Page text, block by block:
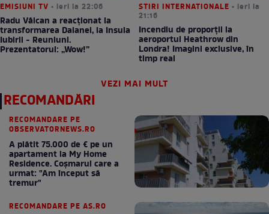
EMISIUNI TV • ieri la 22:06
Radu Vâlcan a reacționat la
transformarea Daianei, la Insula
Iubirii - Reuniuni.
Prezentatorul: „Wow!”
STIRI INTERNATIONALE • ieri la
21:16
Incendiu de proporții la
aeroportul Heathrow din
Londra! Imagini exclusive, în
timp real
VEZI MAI MULT
RECOMANDĂRI
RECOMANDARE PE
OBSERVATORNEWS.RO
A plătit 75.000 de € pe un
apartament la My Home
Residence. Coşmarul care a
urmat: "Am început să
tremur"
RECOMANDARE PE AS.RO